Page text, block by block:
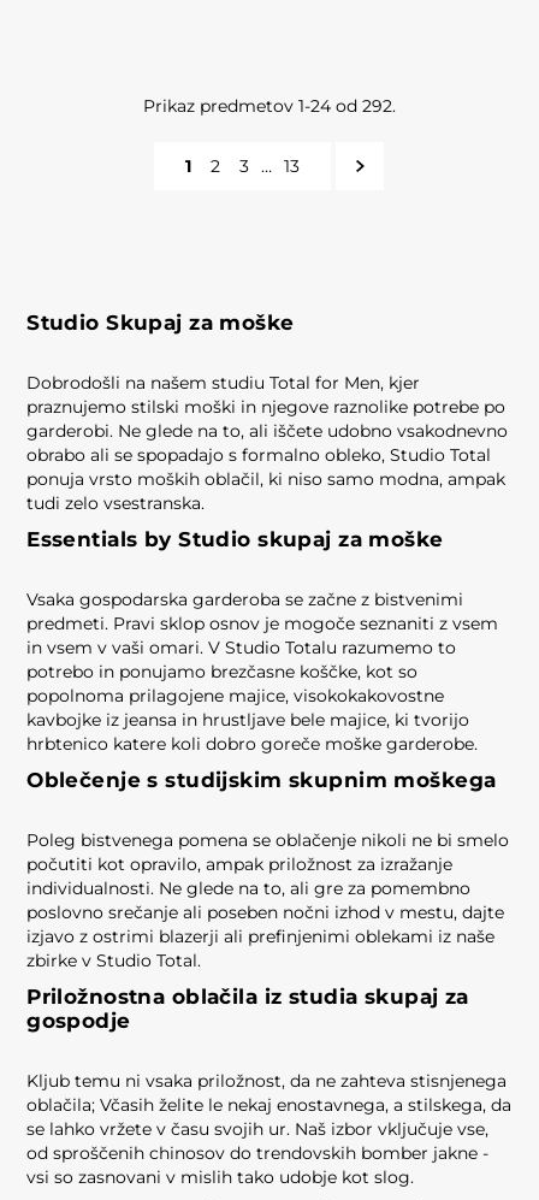
Prikaz predmetov 1-24 od 292.
1 2 3 … 13
Studio Skupaj za moške
Dobrodošli na našem studiu Total for Men, kjer
praznujemo stilski moški in njegove raznolike potrebe po
garderobi. Ne glede na to, ali iščete udobno vsakodnevno
obrabo ali se spopadajo s formalno obleko, Studio Total
ponuja vrsto moških oblačil, ki niso samo modna, ampak
tudi zelo vsestranska.
Essentials by Studio skupaj za moške
Vsaka gospodarska garderoba se začne z bistvenimi
predmeti. Pravi sklop osnov je mogoče seznaniti z vsem
in vsem v vaši omari. V Studio Totalu razumemo to
potrebo in ponujamo brezčasne koščke, kot so
popolnoma prilagojene majice, visokokakovostne
kavbojke iz jeansa in hrustljave bele majice, ki tvorijo
hrbtenico katere koli dobro goreče moške garderobe.
Oblečenje s studijskim skupnim moškega
Poleg bistvenega pomena se oblačenje nikoli ne bi smelo
počutiti kot opravilo, ampak priložnost za izražanje
individualnosti. Ne glede na to, ali gre za pomembno
poslovno srečanje ali poseben nočni izhod v mestu, dajte
izjavo z ostrimi blazerji ali prefinjenimi oblekami iz naše
zbirke v Studio Total.
Priložnostna oblačila iz studia skupaj za
gospodje
Kljub temu ni vsaka priložnost, da ne zahteva stisnjenega
oblačila; Včasih želite le nekaj enostavnega, a stilskega, da
se lahko vržete v času svojih ur. Naš izbor vključuje vse,
od sproščenih chinosov do trendovskih bomber jakne -
vsi so zasnovani v mislih tako udobje kot slog.